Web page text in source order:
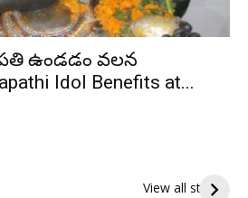
ఉండడం వలన
Idol Benefits at...
View all stories
ఇంద్రకీలాద్రి గిరి ప్రదక్షిణ